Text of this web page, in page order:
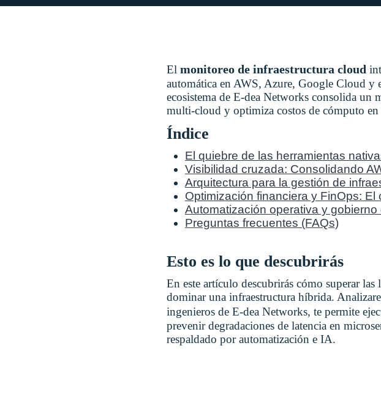
El monitoreo de infraestructura cloud
automática en AWS, Azure, Google Cloud y
ecosistema de E-dea Networks consolida un
multi-cloud y optimiza costos de cómputo en
Índice
El quiebre de las herramientas
Visibilidad cruzada: Consolidando
Arquitectura para la gestión de
Optimización financiera y FinOps:
Automatización operativa y
Preguntas frecuentes (FAQs)
Esto es lo que descubrirás
En este artículo descubrirás cómo superar
dominar una infraestructura híbrida.
ingenieros de E-dea Networks, te permite
prevenir degradaciones de latencia en
respaldado por automatización e IA.